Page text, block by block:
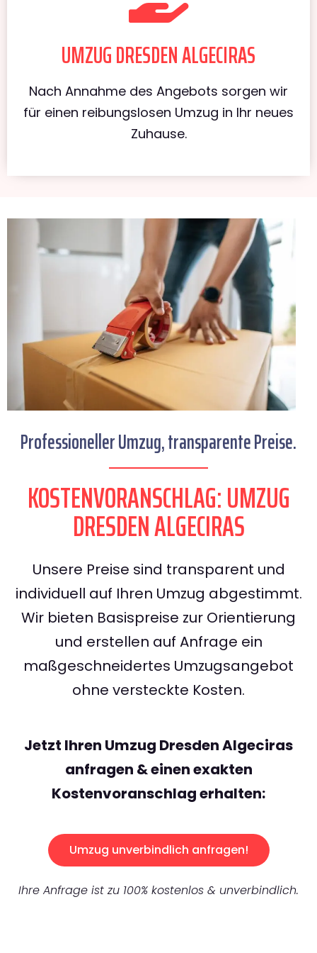
UMZUG DRESDEN ALGECIRAS
Nach Annahme des Angebots sorgen wir
für einen reibungslosen Umzug in Ihr neues
Zuhause.
Professioneller Umzug, transparente Preise.
KOSTENVORANSCHLAG: UMZUG
DRESDEN ALGECIRAS
Unsere Preise sind transparent und
individuell auf Ihren Umzug abgestimmt.
Wir bieten Basispreise zur Orientierung
und erstellen auf Anfrage ein
maßgeschneidertes Umzugsangebot
ohne versteckte Kosten.
Jetzt Ihren Umzug Dresden Algeciras
anfragen & einen exakten
Kostenvoranschlag erhalten:
Umzug unverbindlich anfragen!
Ihre Anfrage ist zu 100% kostenlos & unverbindlich.